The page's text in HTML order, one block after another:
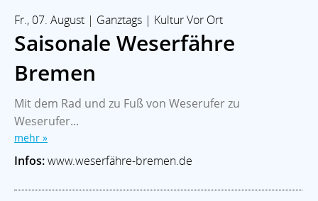
BRANCHENMIX
Fr., 07. August | Ganztags | Kultur Vor Ort
Saisonale Weserfähre
Bremen
Mit dem Rad und zu Fuß von Weserufer zu
Weserufer...
mehr »
Infos:www.weserfähre-bremen.de